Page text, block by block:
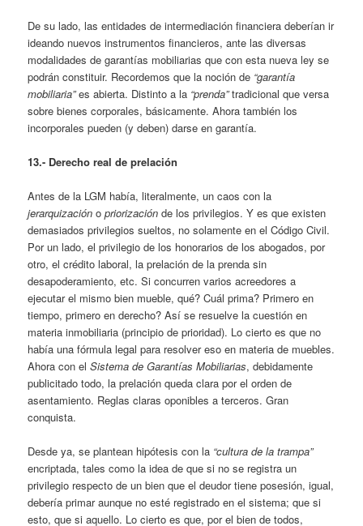
De su lado, las entidades de intermediación financiera deberían ir
ideando nuevos instrumentos financieros, ante las diversas
modalidades de garantías mobiliarias que con esta nueva ley se
podrán constituir. Recordemos que la noción de “garantía
mobiliaria”es abierta. Distinto a la “prenda”tradicional que versa
sobre bienes corporales, básicamente. Ahora también los
incorporales pueden (y deben) darse en garantía.
13.- Derecho real de prelación
Antes de la LGM había, literalmente, un caos con la
jerarquización opriorización de los privilegios. Y es que existen
demasiados privilegios sueltos, no solamente en el Código Civil.
Por un lado, el privilegio de los honorarios de los abogados, por
otro, el crédito laboral, la prelación de la prenda sin
desapoderamiento, etc. Si concurren varios acreedores a
ejecutar el mismo bien mueble, qué? Cuál prima? Primero en
tiempo, primero en derecho? Así se resuelve la cuestión en
materia inmobiliaria (principio de prioridad). Lo cierto es que no
había una fórmula legal para resolver eso en materia de muebles.
Ahora con elSistema de Garantías Mobiliarias, debidamente
publicitado todo, la prelación queda clara por el orden de
asentamiento. Reglas claras oponibles a terceros. Gran
conquista.
Desde ya, se plantean hipótesis con la “cultura de la trampa”
encriptada, tales como la idea de que si no se registra un
privilegio respecto de un bien que el deudor tiene posesión, igual,
debería primar aunque no esté registrado en el sistema; que si
esto, que si aquello. Lo cierto es que, por el bien de todos,